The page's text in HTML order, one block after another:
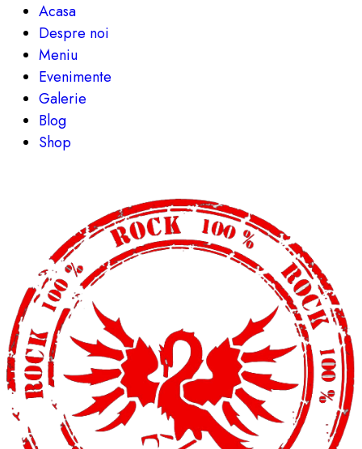
Acasa
Despre noi
Meniu
Evenimente
Galerie
Blog
Shop